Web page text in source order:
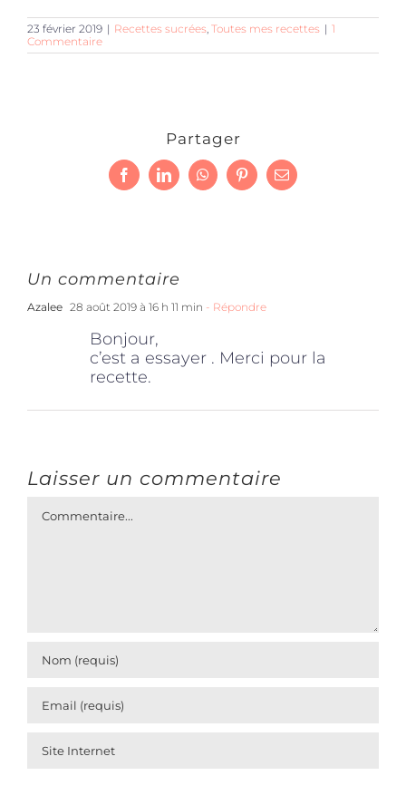
23 février 2019 | Recettes sucrées Toutes mes recettes | 1
Commentaire
Partager
FacebookLinkedInWhatsAppPinterestEmail
Un commentaire
Azalee 28 août 2019 à 16 h 11 min - Répondre
Bonjour,
c’est a essayer . Merci pour la
recette.
Laisser un commentaire